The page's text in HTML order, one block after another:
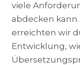
viele
abdecken
erreichten wir
Entwicklung,